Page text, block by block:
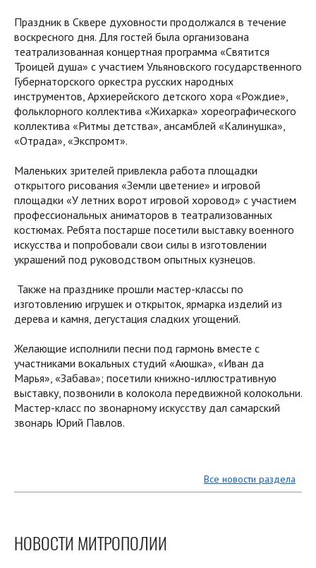
Праздник в Сквере духовности продолжался в течение
воскресного дня. Для гостей была организована
театрализованная концертная программа «Святится
Троицей душа» с участием Ульяновского государственного
Губернаторского оркестра русских народных
инструментов, Архиерейского детского хора «Рождие»,
фольклорного коллектива «Жихарка» хореографического
коллектива «Ритмы детства», ансамблей «Калинушка»,
«Отрада», «Экспромт».
Маленьких зрителей привлекла работа площадки
открытого рисования «Земли цветение» и игровой
площадки «У летних ворот игровой хоровод» с участием
профессиональных аниматоров в театрализованных
костюмах. Ребята постарше посетили выставку военного
искусства и попробовали свои силы в изготовлении
украшений под руководством опытных кузнецов.
Также на празднике прошли мастер-классы по
изготовлению игрушек и открыток, ярмарка изделий из
дерева и камня, дегустация сладких угощений.
Желающие исполнили песни под гармонь вместе с
участниками вокальных студий «Аюшка», «Иван да
Марья», «Забава»; посетили книжно-иллюстративную
выставку, позвонили в колокола передвижной колокольни.
Мастер-класс по звонарному искусству дал самарский
звонарь Юрий Павлов.
Все новости раздела
НОВОСТИ МИТРОПОЛИИ